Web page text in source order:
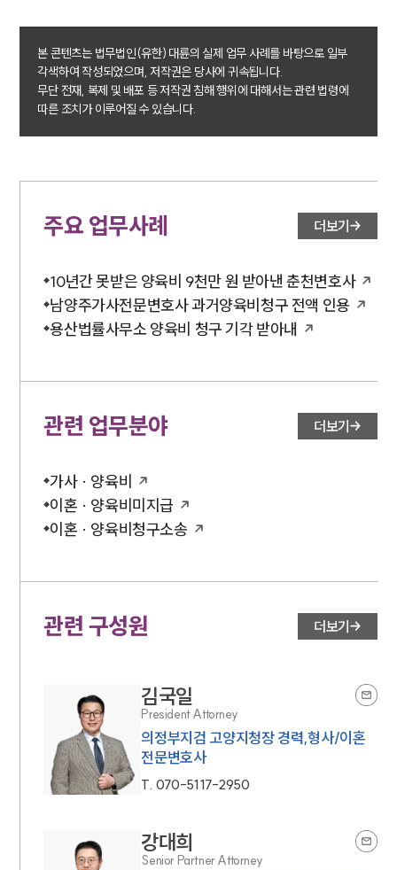
본 콘텐츠는 법무법인(유한) 대륜의 실제 업무 사례를 바탕으로 일부
각색하여 작성되었으며, 저작권은 당사에 귀속됩니다.
무단 전재, 복제 및 배포 등 저작권 침해 행위에 대해서는 관련 법령에
따른 조치가 이루어질 수 있습니다.
주요 업무사례 더보기
10년간 못받은 양육비 9천만 원 받아낸 춘천변호사
남양주가사전문변호사 과거양육비청구 전액 인용
용산법률사무소 양육비 청구 기각 받아내
관련 업무분야 더보기
가사 · 양육비
이혼 · 양육비미지급
이혼 · 양육비청구소송
관련 구성원 더보기
김국일
President Attorney
의정부지검 고양지청장 경력,형사/이혼
전문변호사
T. 070-5117-2950
강대희
Senior Partner Attorney